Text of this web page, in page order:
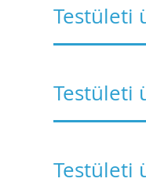
Testületi
Testületi
Testületi